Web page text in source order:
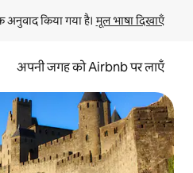
किया गया है। मूल भाषा दिखाएँ
अपनी जगह को Airbnb पर लाएँ